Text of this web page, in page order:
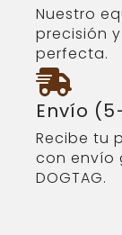
Nuestro
precisión
perfecta.
Envío
Recibe tu
con envío
DOGTAG.